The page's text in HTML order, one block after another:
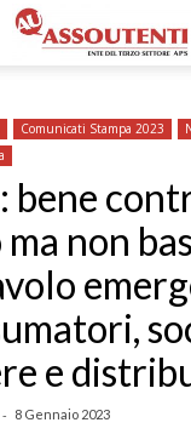
Comunicati Stampa 2023
bene
non
e
- 8 Gennaio 2023